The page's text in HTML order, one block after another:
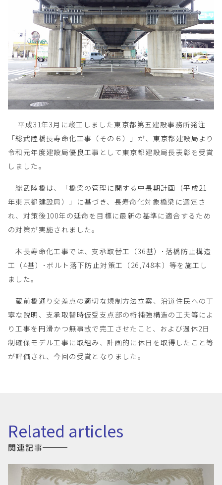
平成31年3月に竣工しました東京都第五建設事務所発注
「総武陸橋長寿命化工事（その６）」が、東京都建設局より
令和元年度建設局優良工事として東京都建設局長表彰を受賞
しました。
総武陸橋は、「橋梁の管理に関する中長期計画（平成21
年東京都建設局）」に基づき、長寿命化対象橋梁に選定さ
れ、対策後100年の延命を目標に最新の基準に適合するため
の対策が実施されました。
本長寿命化工事では、支承取替工（36基）･落橋防止構造
工（4基）･ボルト落下防止対策工（26,748本）等を施工し
ました。
蔵前橋通り交差点の適切な規制方法立案、沿道住民への丁
寧な説明、支承取替時仮受支点部の桁補強構造の工夫等によ
り工事を円滑かつ無事故で完工させたこと、および週休2日
制確保モデル工事に取組み、計画的に休日を取得したこと等
が評価され、今回の受賞となりました。
related articles
関連記事